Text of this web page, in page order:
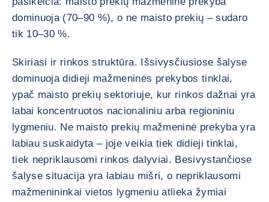
dominuoja (70–90 %), o ne maisto prekių – sudaro
tik 10–30 %.
Skiriasi ir rinkos struktūra. Išsivysčiusiose šalyse
dominuoja didieji mažmeninės prekybos tinklai,
ypač maisto prekių sektoriuje, kur rinkos dažnai yra
labai koncentruotos nacionaliniu arba regioniniu
lygmeniu. Ne maisto prekių mažmeninė prekyba yra
labiau suskaidyta – joje veikia tiek didieji tinklai,
tiek nepriklausomi rinkos dalyviai. Besivystančiose
šalyse situacija yra labiau mišri, o nepriklausomi
mažmenininkai vietos lygmeniu atlieka žymiai